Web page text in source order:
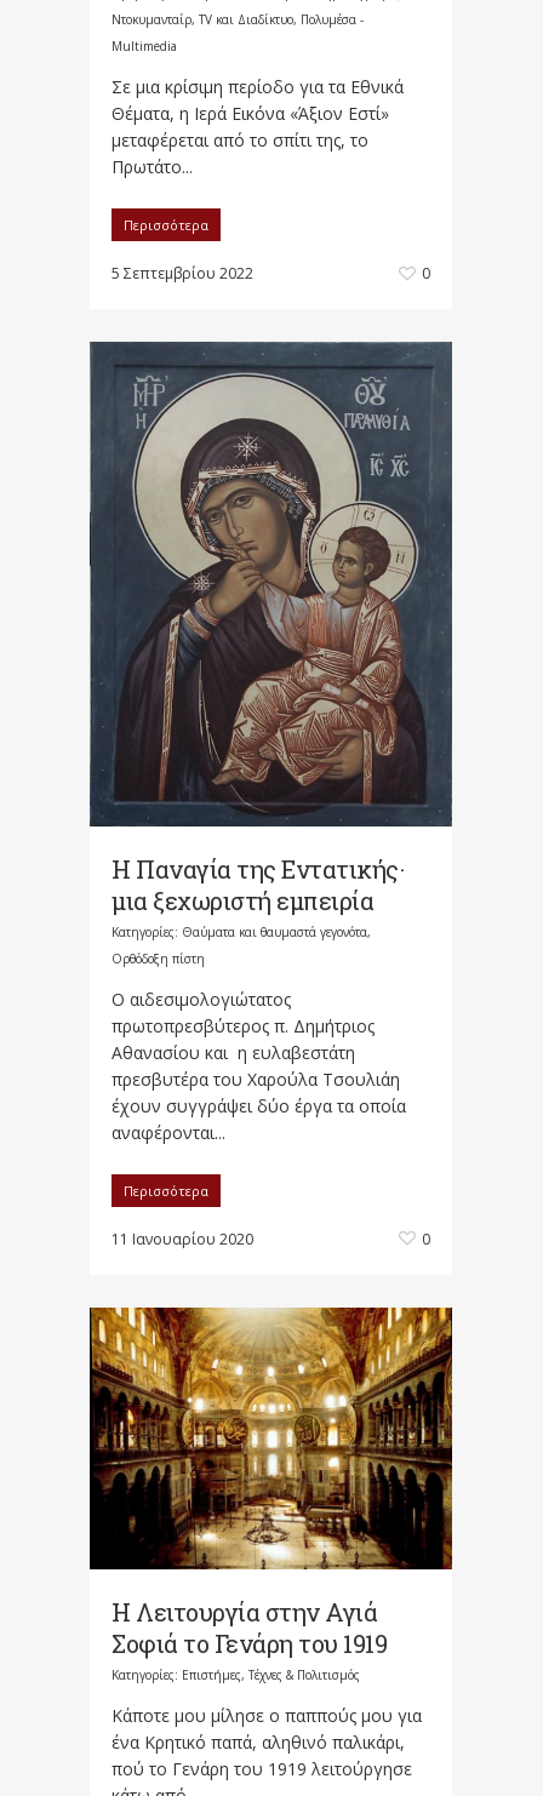
Ντοκυμανταίρ, TV και Διαδίκτυο, Πολυμέσα -
Multimedia
Σε μια κρίσιμη περίοδο για τα Εθνικά
Θέματα, η Ιερά Εικόνα «Άξιον Εστί»
μεταφέρεται από το σπίτι της, το
Πρωτάτο...
Περισσότερα
5 Σεπτεμβρίου 2022 0
Η Παναγία της Εντατικής·
μια ξεχωριστή εμπειρία
Κατηγορίες: Θαύματα και θαυμαστά γεγονότα,
Ορθόδοξη πίστη
Ο αιδεσιμολογιώτατος
πρωτοπρεσβύτερος π. Δημήτριος
Αθανασίου και η ευλαβεστάτη
πρεσβυτέρα του Χαρούλα Τσουλιάη
έχουν συγγράψει δύο έργα τα οποία
αναφέρονται...
Περισσότερα
11 Ιανουαρίου 2020 0
Η Λειτουργία στην Αγιά
Σοφιά το Γενάρη του 1919
Κατηγορίες: Επιστήμες, Τέχνες & Πολιτισμός
Κάποτε μου μίλησε ο παππούς μου για
ένα Κρητικό παπά, αληθινό παλικάρι,
πού το Γενάρη του 1919 λειτούργησε